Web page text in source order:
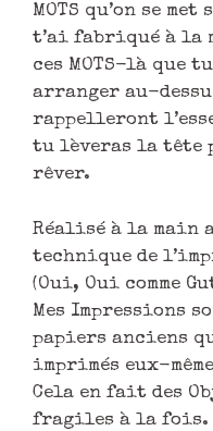
MOTS qu’on se
t’ai fabriqué à la
ces MOTS-là que
arranger au-
rappelleront
tu lèveras la tête
rêver.
Réalisé à la main
technique de
(Oui, Oui comme
Mes Impressions
papiers anciens
imprimés eux-
Cela en fait des
fragiles à la fois.